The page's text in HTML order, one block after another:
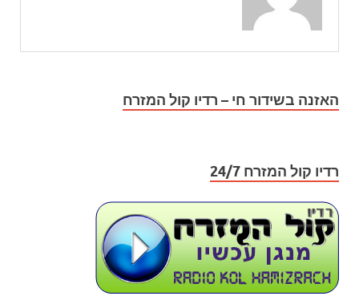
האזנה בשידור חי – רדיו קול המזרח
רדיו קול המזרח 24/7